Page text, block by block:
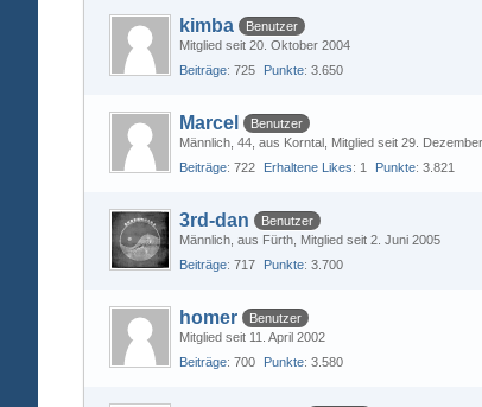
kimba
Benutzer
Mitglied seit 20. Oktober 2004
Beiträge 725 Punkte 3.650
Marcel
Benutzer
Männlich 44 aus Korntal Mitglied seit 29.
Beiträge 722 Erhaltene Likes 1 Punkte 3.821
3rd-dan
Benutzer
Männlich aus Fürth Mitglied seit 2. Juni 2005
Beiträge 717 Punkte 3.700
homer
Benutzer
Mitglied seit 11. April 2002
Beiträge 700 Punkte 3.580